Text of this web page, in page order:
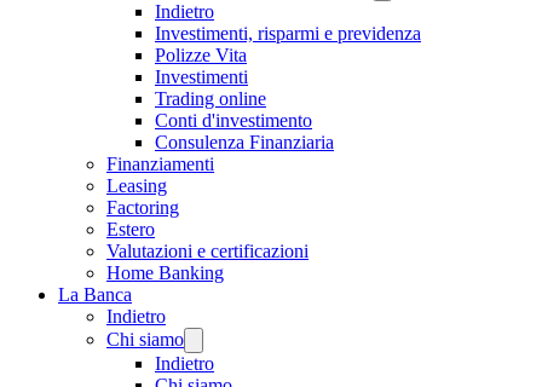
Indietro
Investimenti, risparmi e previdenza
Polizze Vita
Investimenti
Trading online
Conti d'investimento
Consulenza Finanziaria
Finanziamenti
Leasing
Factoring
Estero
Valutazioni e certificazioni
Home Banking
La Banca
Indietro
Chi siamo
Indietro